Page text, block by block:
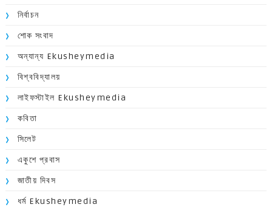
নির্বাচন
শোক সংবাদ
অন্যান্য Ekusheymedia
বিশ্ববিদ্যালয়
লাইফস্টাইল Ekusheymedia
কবিতা
সিলেট
একুশে প্রবাস
জাতীয় দিবস
ধর্ম Ekusheymedia